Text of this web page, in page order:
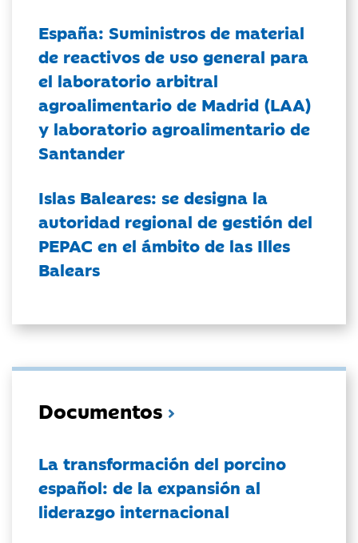
España: Suministros de material
de reactivos de uso general para
el laboratorio arbitral
agroalimentario de Madrid (LAA)
y laboratorio agroalimentario de
Santander
Islas Baleares: se designa la
autoridad regional de gestión del
PEPAC en el ámbito de las Illes
Balears
Documentos
La transformación del porcino
español: de la expansión al
liderazgo internacional